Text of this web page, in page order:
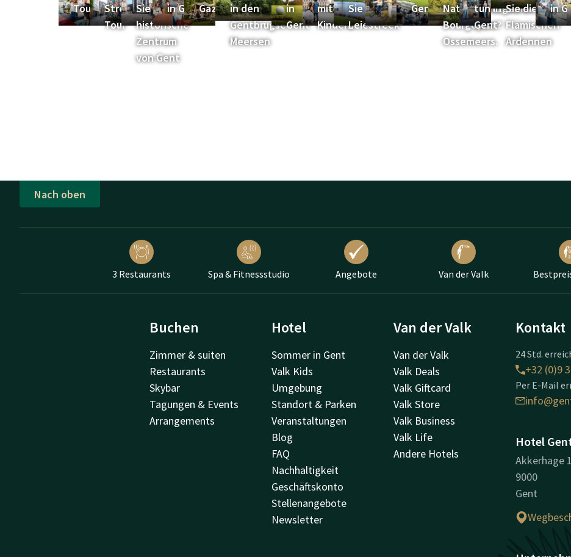
Tour
Streetart-
Tour
Sie das
historische
Zentrum
von Gent
in GentGazonin den
Gentbrugse
Meersen
in
Gent
mit
Kindern
Sie die
Leiestreek
Gent Naturschutzgebiet
Bourgoyen-
Ossemeers.
tun in
Gent?
Sie die
Flämischen
Ardennen
in
Nach oben
3 Restaurants Spa & Fitnessstudio Angebote Van der Valk
Buchen
Zimmer & suiten
Restaurants
Skybar
Tagungen & Events
Arrangements
Hotel
Sommer in Gent
Valk Kids
Umgebung
Standort & Parken
Veranstaltungen
Blog
FAQ
Nachhaltigkeit
Geschäftskonto
Stellenangebote
Newsletter
Van der Valk
Van der Valk
Valk Deals
Valk Giftcard
Valk Store
Valk Business
Valk Life
Andere Hotels
Kontakt
24 Std.
+32 (0)9
Per E-Mail
Hotel
Akkerhage
9000
Gent